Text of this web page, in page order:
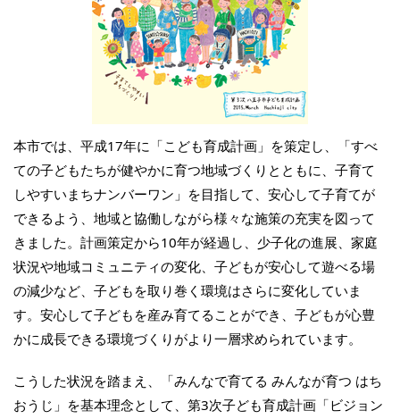
本市では、平成17年に「こども育成計画」を策定し、「すべ
ての子どもたちが健やかに育つ地域づくりとともに、子育て
しやすいまちナンバーワン」を目指して、安心して子育てが
できるよう、地域と協働しながら様々な施策の充実を図って
きました。計画策定から10年が経過し、少子化の進展、家庭
状況や地域コミュニティの変化、子どもが安心して遊べる場
の減少など、子どもを取り巻く環境はさらに変化していま
す。安心して子どもを産み育てることができ、子どもが心豊
かに成長できる環境づくりがより一層求められています。
こうした状況を踏まえ、「みんなで育てる みんなが育つ はち
おうじ」を基本理念として、第3次子ども育成計画「ビジョン